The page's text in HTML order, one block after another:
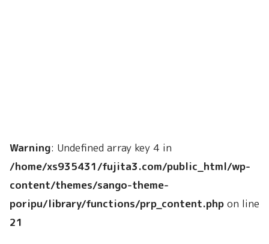
Warning: Undefined array key 4 in
/home/xs935431/fujita3.com/public_html/wp-
content/themes/sango-theme-
poripu/library/functions/prp_content.php on line
21